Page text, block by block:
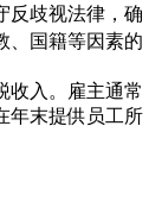
反歧视法律，确
国籍等因素的
收入。雇主通常
年末提供员工所